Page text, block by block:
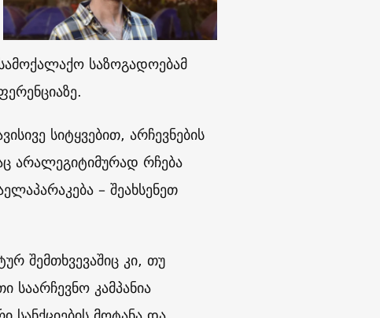
საზოგადოებამ
სიტყვებით, არჩევნების
არალეგიტიმურად რჩება
– შეახსენეთ
შემთხვევაშიც კი, თუ
საარჩევნო კამპანია